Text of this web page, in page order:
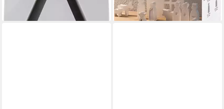
lieferbar - in 4-5 Werktagen bei dir
lieferbar - in 4-5 Werktagen bei dir